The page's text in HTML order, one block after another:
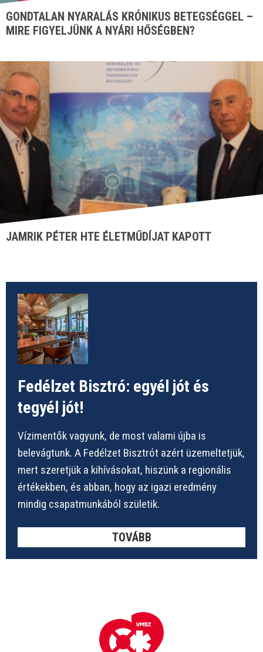
GONDTALAN NYARALÁS KRÓNIKUS BETEGSÉGGEL –
MIRE FIGYELJÜNK A NYÁRI HŐSÉGBEN?
JAMRIK PÉTER HTE ÉLETMŰDÍJAT KAPOTT
Fedélzet Bisztró: egyél jót és
tegyél jót!
Vízimentők vagyunk, de most valami újba is
belevágtunk. A Fedélzet Bisztrót azért üzemeltetjük,
mert szeretjük a kihívásokat, hiszünk a regionális
értékekben, és abban, hogy az igazi eredmény
mindig csapatmunkából születik.
TOVÁBB